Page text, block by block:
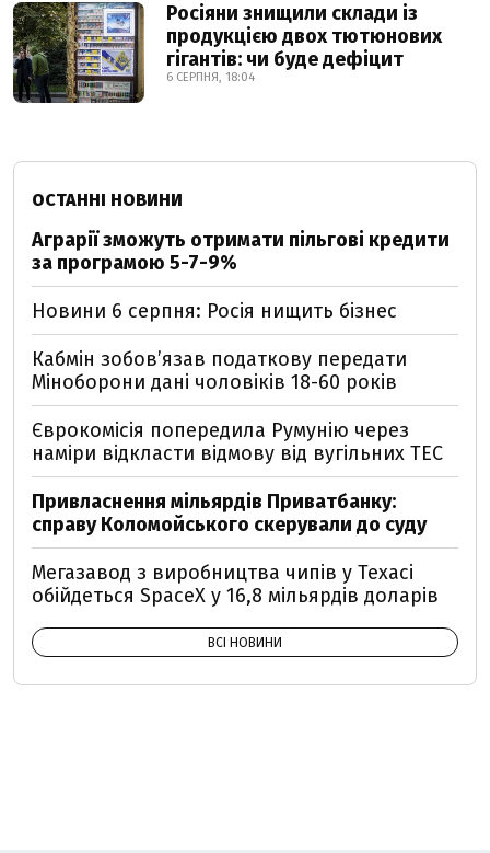
Росіяни знищили склади із
продукцією двох тютюнових
гігантів: чи буде дефіцит
6 СЕРПНЯ, 18:04
ОСТАННІ НОВИНИ
Аграрії зможуть отримати пільгові кредити
за програмою 5-7-9%
Новини 6 серпня: Росія нищить бізнес
Кабмін зобовʼязав податкову передати
Міноборони дані чоловіків 18-60 років
Єврокомісія попередила Румунію через
наміри відкласти відмову від вугільних ТЕС
Привласнення мільярдів Приватбанку:
справу Коломойського скерували до суду
Мегазавод з виробництва чипів у Техасі
обійдеться SpaceX у 16,8 мільярдів доларів
ВСІ НОВИНИ